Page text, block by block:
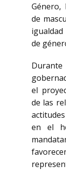
Género,
de
de
el
de las
en el